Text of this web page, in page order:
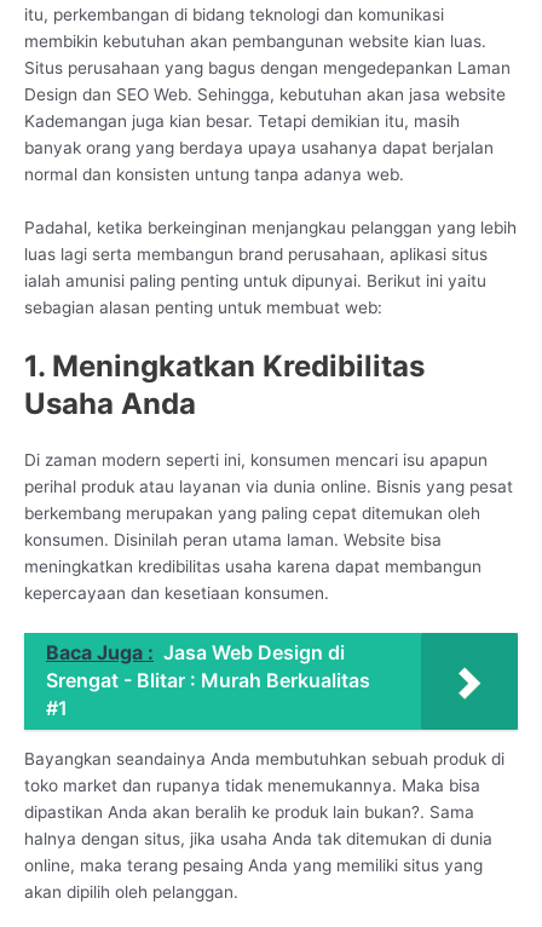
itu, perkembangan di bidang teknologi dan komunikasi
membikin kebutuhan akan pembangunan website kian luas.
Situs perusahaan yang bagus dengan mengedepankan Laman
Design dan SEO Web. Sehingga, kebutuhan akan jasa website
Kademangan juga kian besar. Tetapi demikian itu, masih
banyak orang yang berdaya upaya usahanya dapat berjalan
normal dan konsisten untung tanpa adanya web.
Padahal, ketika berkeinginan menjangkau pelanggan yang lebih
luas lagi serta membangun brand perusahaan, aplikasi situs
ialah amunisi paling penting untuk dipunyai. Berikut ini yaitu
sebagian alasan penting untuk membuat web:
1. Meningkatkan Kredibilitas
Usaha Anda
Di zaman modern seperti ini, konsumen mencari isu apapun
perihal produk atau layanan via dunia online. Bisnis yang pesat
berkembang merupakan yang paling cepat ditemukan oleh
konsumen. Disinilah peran utama laman. Website bisa
meningkatkan kredibilitas usaha karena dapat membangun
kepercayaan dan kesetiaan konsumen.
Baca Juga : Jasa Web Design di
Srengat - Blitar : Murah Berkualitas
#1
Bayangkan seandainya Anda membutuhkan sebuah produk di
toko market dan rupanya tidak menemukannya. Maka bisa
dipastikan Anda akan beralih ke produk lain bukan?. Sama
halnya dengan situs, jika usaha Anda tak ditemukan di dunia
online, maka terang pesaing Anda yang memiliki situs yang
akan dipilih oleh pelanggan.